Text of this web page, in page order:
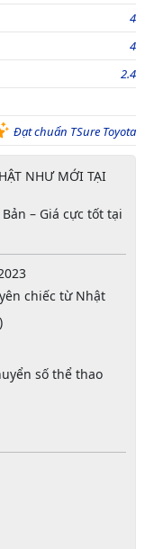
4
4
2.4
Đạt chuẩn TSure Toyota
NHƯ MỚI TẠI
– Giá cực tốt tại
chiếc từ Nhật
số thể thao